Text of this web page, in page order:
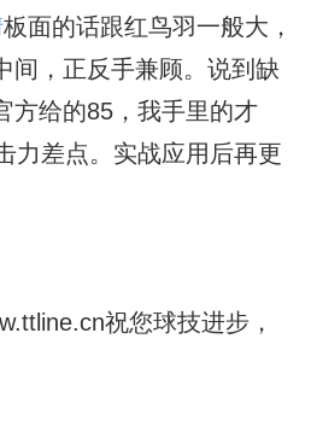
板面的话跟红鸟羽一般大，
间，正反手兼顾。说到缺
方给的85，我手里的才
力差点。实战应用后再更
祝您球技进步，